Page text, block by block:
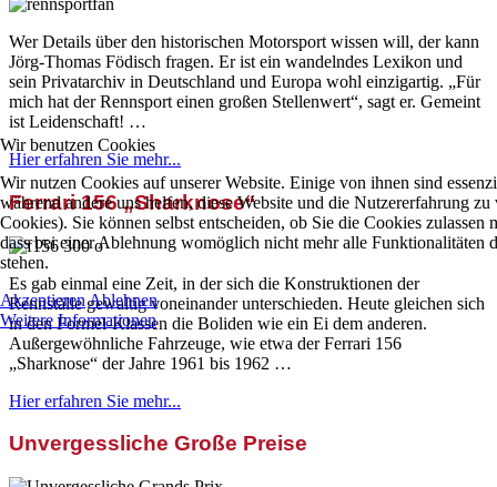
Wer Details über den historischen Motorsport wissen will, der kann
Jörg-Thomas Födisch fragen. Er ist ein wandelndes Lexikon und
sein Privatarchiv in Deutschland und Europa wohl einzigartig. „Für
mich hat der Rennsport einen großen Stellenwert“, sagt er. Gemeint
ist Leidenschaft! …
Hier erfahren Sie mehr...
Ferrari 156 „Sharknose“
Es gab einmal eine Zeit, in der sich die Konstruktionen der
Rennställe gewaltig voneinander unterschieden. Heute gleichen sich
in den Formel-Klassen die Boliden wie ein Ei dem anderen.
Außergewöhnliche Fahrzeuge, wie etwa der Ferrari 156
„Sharknose“ der Jahre 1961 bis 1962 …
Hier erfahren Sie mehr...
Unvergessliche Große Preise
Wir benutzen Cookies
Wir nutzen Cookies auf unserer Website. Einige von ihnen sind
während andere uns helfen, diese Website und die Nutzererfahrung zu
Cookies). Sie können selbst entscheiden, ob Sie die Cookies zulassen
dass bei einer Ablehnung womöglich nicht mehr alle Funktionalitäten
stehen.
Akzeptieren Ablehnen
Weitere Informationen